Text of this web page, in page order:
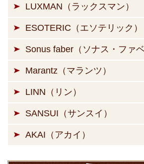
LUXMAN（ラックスマン）
ESOTERIC（エソテリック）
Sonus faber（ソナス・ファベ
Marantz（マランツ）
LINN（リン）
SANSUI（サンスイ）
AKAI（アカイ）